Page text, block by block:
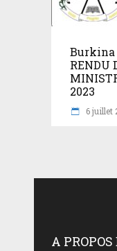
Burkina
RENDU
2023
6 juillet
A